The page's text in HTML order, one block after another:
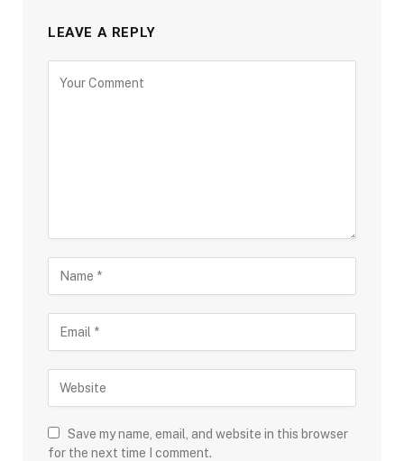
LEAVE A REPLY
Save my name, email, and website in this browser
for the next time I comment.